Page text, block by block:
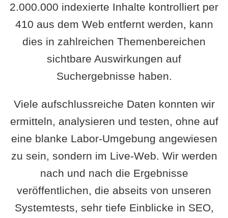
2.000.000 indexierte Inhalte kontrolliert per
410 aus dem Web entfernt werden, kann
dies in zahlreichen Themenbereichen
sichtbare Auswirkungen auf
Suchergebnisse haben.
Viele aufschlussreiche Daten konnten wir
ermitteln, analysieren und testen, ohne auf
eine blanke Labor-Umgebung angewiesen
zu sein, sondern im Live-Web. Wir werden
nach und nach die Ergebnisse
veröffentlichen, die abseits von unseren
Systemtests, sehr tiefe Einblicke in SEO,